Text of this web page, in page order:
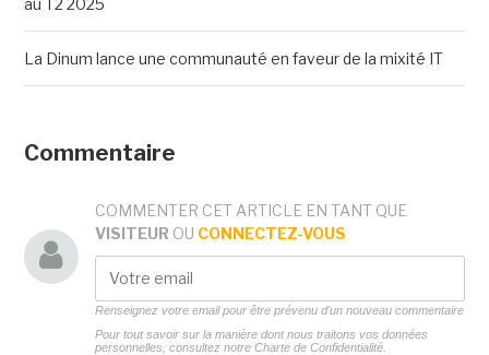
au T2 2025
La Dinum lance une communauté en faveur de la mixité IT
Commentaire
COMMENTER CET ARTICLE EN TANT QUE
VISITEUR OU CONNECTEZ-VOUS
Renseignez votre email pour être prévenu d'un nouveau commentaire
Pour tout savoir sur la manière dont nous traitons vos données
personnelles, consultez notre Charte de Confidentialité.